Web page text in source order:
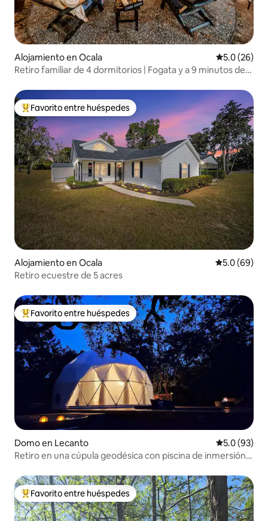
Alojamiento en Ocala Calificación
5.0 (26)
Retiro familiar de 4 dormitorios | Fogata y a 9 minutos de
Favorito entre huéspedes preferido
Favorito entre huéspedes
Alojamiento en Ocala Calificación
5.0 (69)
Retiro ecuestre de 5 acres
Favorito entre huéspedes preferido
Favorito entre huéspedes
Domo en Lecanto Calificación
5.0 (93)
Retiro en una cúpula geodésica con piscina de inmersión y
Favorito entre huéspedes preferido
Favorito entre huéspedes